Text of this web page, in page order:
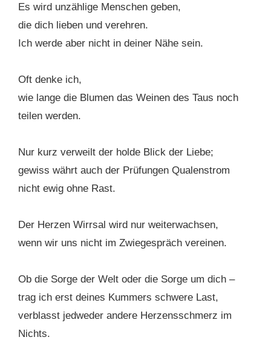
Es wird unzählige Menschen geben,
die dich lieben und verehren.
Ich werde aber nicht in deiner Nähe sein.
Oft denke ich,
wie lange die Blumen das Weinen des Taus noch
teilen werden.
Nur kurz verweilt der holde Blick der Liebe;
gewiss währt auch der Prüfungen Qualenstrom
nicht ewig ohne Rast.
Der Herzen Wirrsal wird nur weiterwachsen,
wenn wir uns nicht im Zwiegespräch vereinen.
Ob die Sorge der Welt oder die Sorge um dich –
trag ich erst deines Kummers schwere Last,
verblasst jedweder andere Herzensschmerz im
Nichts.